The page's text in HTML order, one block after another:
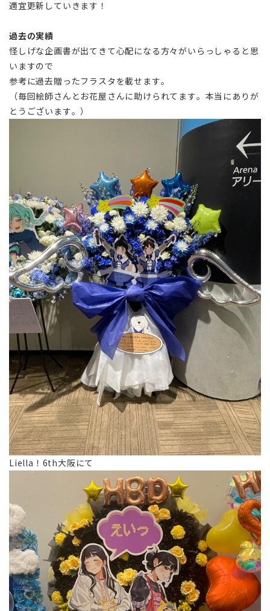
適宜更新していきます！
過去の実績
怪しげな企画書が出てきて心配になる方々がいらっしゃると思
いますので
参考に過去贈ったフラスタを載せます。
（毎回絵師さんとお花屋さんに助けられてます。本当にありが
とうございます。）
Liella！6th大阪にて